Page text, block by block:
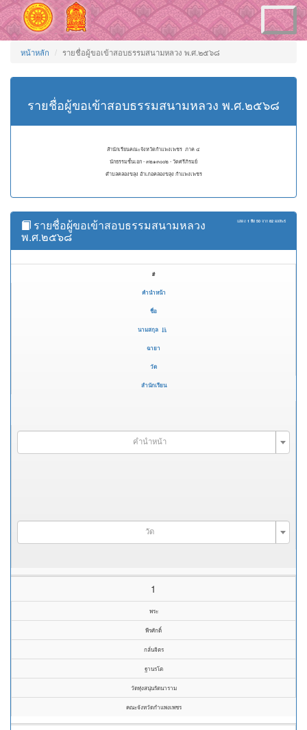
Toggle
navigation
หน้าหลัก รายชื่อผู้ขอเข้าสอบธรรมสนามหลวง พ.ศ.๒๕๖๘
รายชื่อผู้ขอเข้าสอบธรรมสนามหลวง พ.ศ.๒๕๖๘
สำนักเรียนคณะจังหวัดกำแพงเพชร ภาค ๔
นักธรรมชั้นเอก - ๓๒๑๓๐๐๒ - วัดศรีภิรมย์
ตำบลคลองขลุง อำเภอคลองขลุง กำแพงเพชร
แสดง 1 ถึง 50 จาก 82 ผลลัพธ์
รายชื่อผู้ขอเข้าสอบธรรมสนามหลวง
พ.ศ.๒๕๖๘
#
คำนำหน้า
ชื่อ
นามสกุล
ฉายา
วัด
สำนักเรียน
คำนำหน้า
วัด
1
พระ
พีรศักดิ์
กลั่นจิตร
ฐานรโต
วัดทุ่งสนุ่นรัตนาราม
คณะจังหวัดกำแพงเพชร